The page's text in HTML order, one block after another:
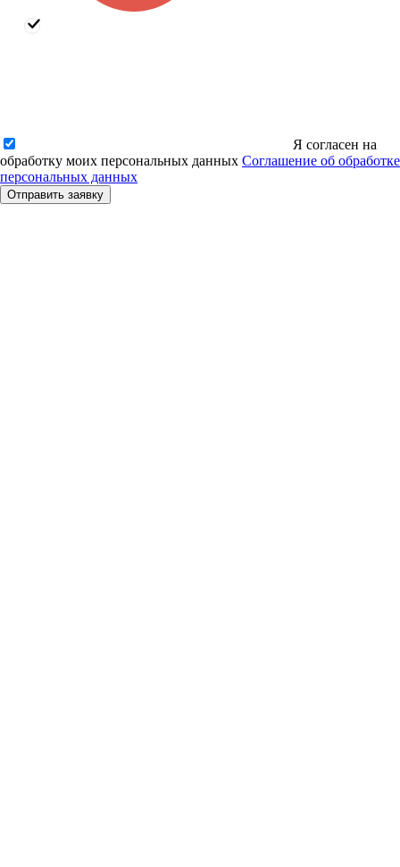
Я согласен на
обработку моих персональных данных Соглашение об обработке
персональных данных